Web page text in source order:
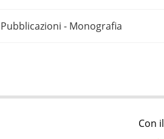
Pubblicazioni - Monografia
Con